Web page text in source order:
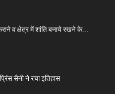
व क्षेत्र में शांति बनाये रखने के...
सैनी ने रचा इतिहास